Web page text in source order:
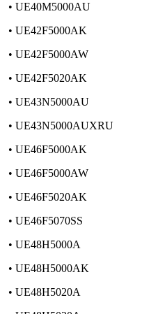
• UE40M5000AU
• UE42F5000AK
• UE42F5000AW
• UE42F5020AK
• UE43N5000AU
• UE43N5000AUXRU
• UE46F5000AK
• UE46F5000AW
• UE46F5020AK
• UE46F5070SS
• UE48H5000A
• UE48H5000AK
• UE48H5020A